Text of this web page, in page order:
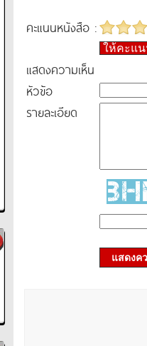
คะแนนหนังสือ :
ให้คะแ
แสดงความเห็น
หัวข้อ
รายละเอียด
แสดงค